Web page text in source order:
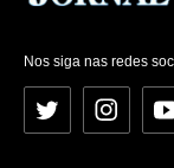
Nos siga nas redes
Twitter